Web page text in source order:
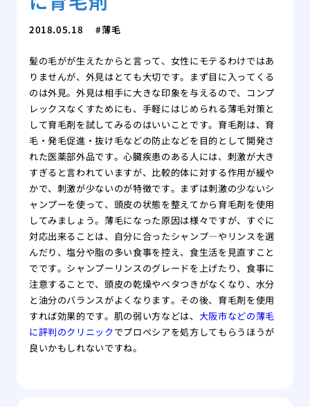
2018.05.18 薄毛
髪の毛がが生えたからと言って、女性にモテるわけではあ
りませんが、外見はとても大切です。まず目に入ってくる
のは外見。外見は相手に大きな印象を与えるので、コンプ
レックスなくすためにも、手軽にはじめられる薄毛対策と
して育毛剤を試してみるのはいいことです。育毛剤は、育
毛・発毛促進・抜け毛などの防止などを目的として開発さ
れた医薬部外品です。心臓疾患のある人には、刺激が大き
すぎると言われていますが、比較的体に対する作用が緩や
かで、刺激が少ないのが特徴です。まずは刺激の少ないシ
ャンプーを使って、頭皮の状態を整えてから育毛剤を使用
してみましょう。薄毛になった原因は様々ですが、すぐに
対応出来ることは、自分に合ったシャンプ―やリンスを選
んだり、塩分や脂の多い食事を控え、食生活を見直すこと
でです。シャンプーリンスのグレードを上げたり、食事に
注意することで、頭皮の乾燥やベタつきがなくなり、水分
と油分のバランスがよくなります。その後、育毛剤を使用
すれば効果的です。肌の弱い方などは、 大阪市などの薄毛
に評判のクリニックでプロペシアを処方してもらうほうが
良いかもしれないですね。